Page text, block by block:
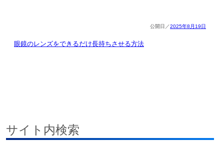
2025年8月19日
眼鏡のレンズをできるだけ長持ちさせる方法
サイト内検索